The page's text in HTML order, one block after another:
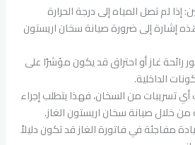
لم تصل المياه إلى درجة الحرارة
إشارة إلى ضرورة صيانة سخان اريستون
رائحة غاز أو احتراق قد يكون مؤشرًا على
الداخلية.
أي تسريبات من السخان، فهذا يتطلب إجراء
خلال صيانة سخان اريستون الغاز.
مفاجئة في فاتورة الغاز قد تكون دليلاً